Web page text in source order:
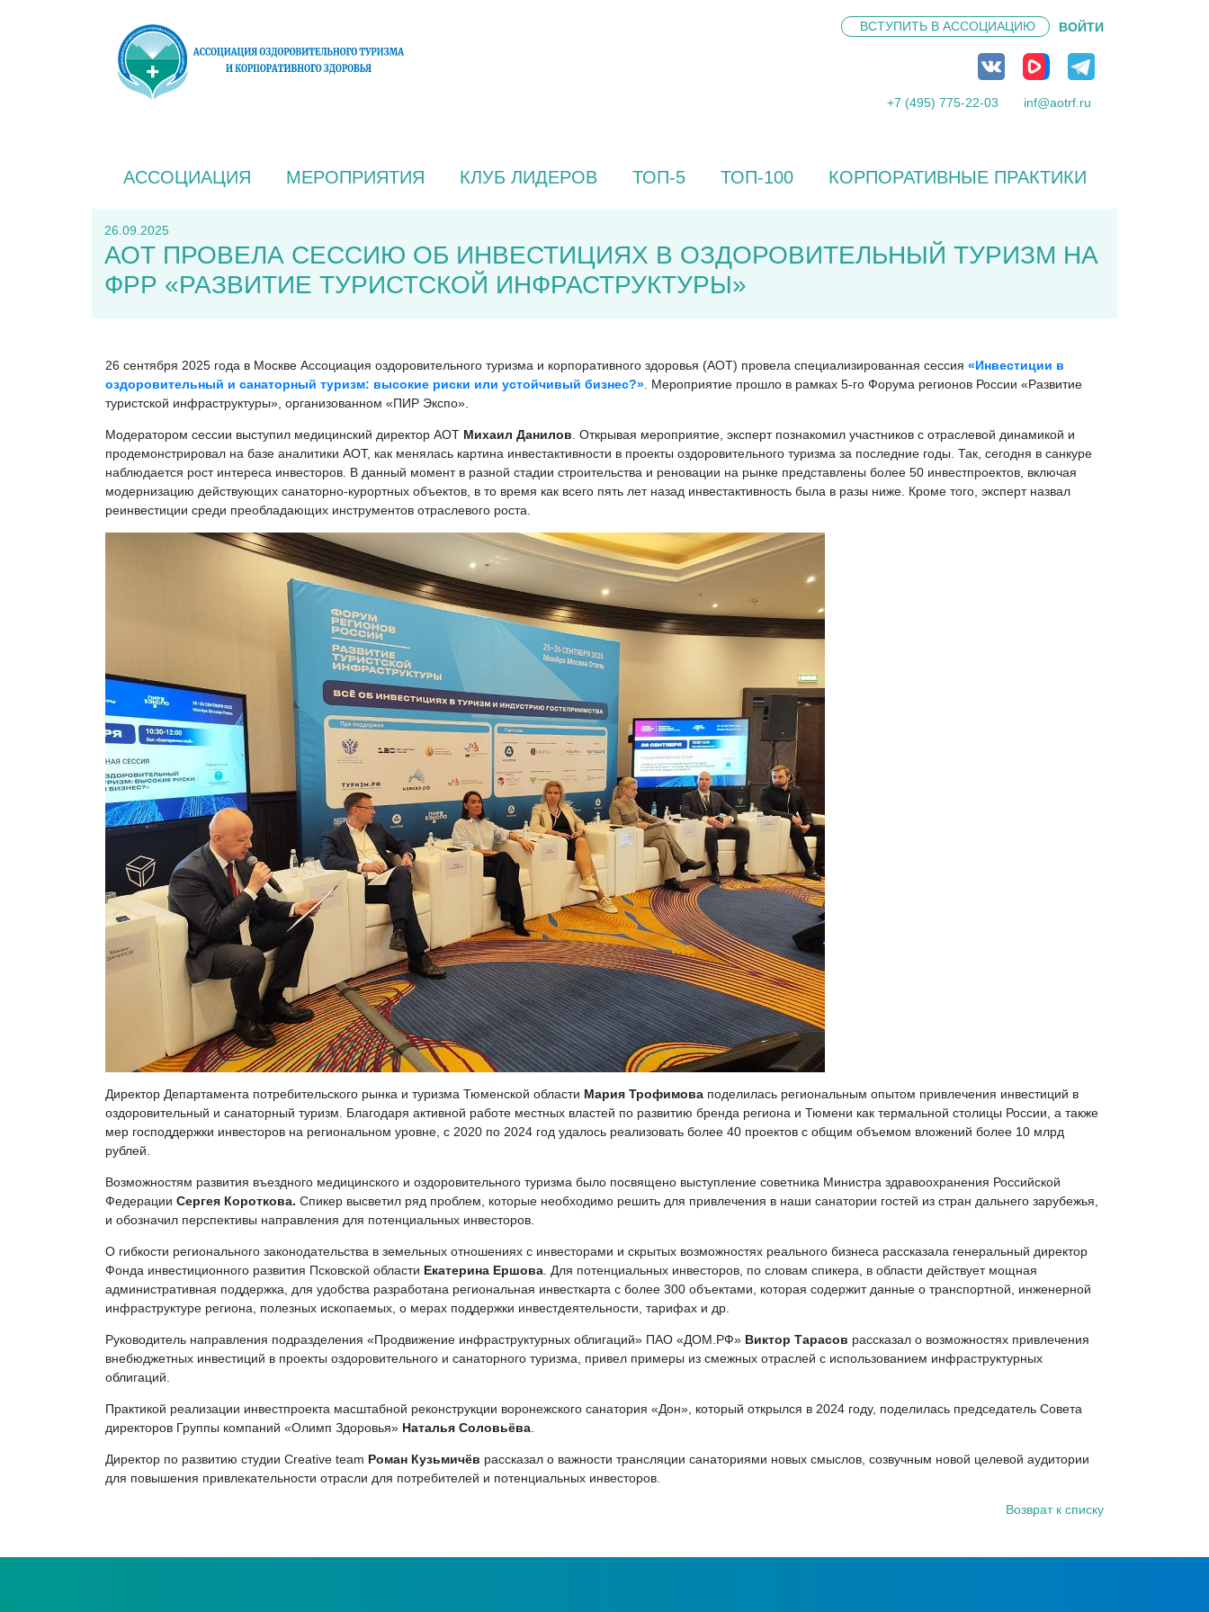
ВСТУПИТЬ В АССОЦИАЦИЮ ВОЙТИ
+7 (495) 775-22-03 inf@aotrf.ru
АССОЦИАЦИЯ МЕРОПРИЯТИЯ КЛУБ ЛИДЕРОВ ТОП-5 ТОП-100 КОРПОРАТИВНЫЕ ПРАКТИКИ
26.09.2025
АОТ ПРОВЕЛА СЕССИЮ ОБ ИНВЕСТИЦИЯХ В ОЗДОРОВИТЕЛЬНЫЙ ТУРИЗМ НА
ФРР «РАЗВИТИЕ ТУРИСТСКОЙ ИНФРАСТРУКТУРЫ»
26 сентября 2025 года в Москве Ассоциация оздоровительного туризма и корпоративного здоровья (АОТ) провела специализированная сессия «Инвестиции в
оздоровительный и санаторный туризм: высокие риски или устойчивый бизнес?» . Мероприятие прошло в рамках 5-го Форума регионов России «Развитие
туристской инфраструктуры», организованном «ПИР Экспо».
Модератором сессии выступил медицинский директор АОТ Михаил Данилов . Открывая мероприятие, эксперт познакомил участников с отраслевой динамикой и
продемонстрировал на базе аналитики АОТ, как менялась картина инвестактивности в проекты оздоровительного туризма за последние годы. Так, сегодня в санкуре
наблюдается рост интереса инвесторов. В данный момент в разной стадии строительства и реновации на рынке представлены более 50 инвестпроектов, включая
модернизацию действующих санаторно-курортных объектов, в то время как всего пять лет назад инвестактивность была в разы ниже. Кроме того, эксперт назвал
реинвестиции среди преобладающих инструментов отраслевого роста.
Директор Департамента потребительского рынка и туризма Тюменской области Мария Трофимова поделилась региональным опытом привлечения инвестиций в
оздоровительный и санаторный туризм. Благодаря активной работе местных властей по развитию бренда региона и Тюмени как термальной столицы России, а также
мер господдержки инвесторов на региональном уровне, с 2020 по 2024 год удалось реализовать более 40 проектов с общим объемом вложений более 10 млрд
рублей.
Возможностям развития въездного медицинского и оздоровительного туризма было посвящено выступление советника Министра здравоохранения Российской
Федерации Сергея Короткова. Спикер высветил ряд проблем, которые необходимо решить для привлечения в наши санатории гостей из стран дальнего зарубежья,
и обозначил перспективы направления для потенциальных инвесторов.
О гибкости регионального законодательства в земельных отношениях с инвесторами и скрытых возможностях реального бизнеса рассказала генеральный директор
Фонда инвестиционного развития Псковской области Екатерина Ершова . Для потенциальных инвесторов, по словам спикера, в области действует мощная
административная поддержка, для удобства разработана региональная инвесткарта с более 300 объектами, которая содержит данные о транспортной, инженерной
инфраструктуре региона, полезных ископаемых, о мерах поддержки инвестдеятельности, тарифах и др.
Руководитель направления подразделения «Продвижение инфраструктурных облигаций» ПАО «ДОМ.РФ» Виктор Тарасов рассказал о возможностях привлечения
внебюджетных инвестиций в проекты оздоровительного и санаторного туризма, привел примеры из смежных отраслей с использованием инфраструктурных
облигаций.
Практикой реализации инвестпроекта масштабной реконструкции воронежского санатория «Дон», который открылся в 2024 году, поделилась председатель Совета
директоров Группы компаний «Олимп Здоровья» Наталья Соловьёва
Директор по развитию студии Creative team Роман Кузьмичёв рассказал о важности трансляции санаториями новых смыслов, созвучным новой целевой аудитории
для повышения привлекательности отрасли для потребителей и потенциальных инвесторов.
Возврат к списку